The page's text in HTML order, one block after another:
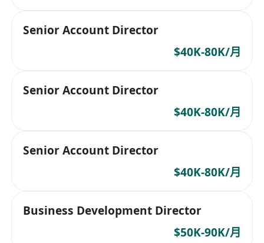
Senior Account Director
$40K-80K/月
Senior Account Director
$40K-80K/月
Senior Account Director
$40K-80K/月
Business Development Director
$50K-90K/月